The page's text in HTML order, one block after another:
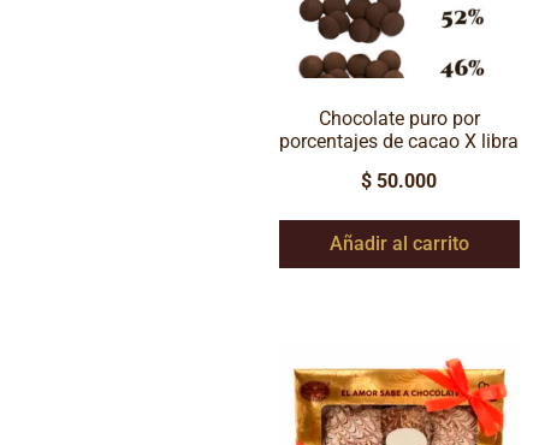
Chocolate puro por
porcentajes de cacao X libra
$ 50.000
Añadir al carrito